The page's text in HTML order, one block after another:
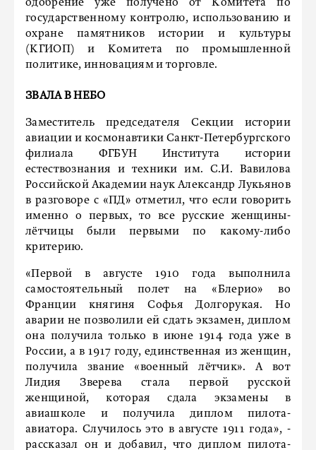
одобрение уже получено от Комитета по
государственному контролю, использованию и
охране памятников истории и культуры
(КГИОП) и Комитета по промышленной
политике, инновациям и торговле.
ЗВАЛА В НЕБО
Заместитель председателя Секции истории
авиации и космонавтики Санкт-Петербургского
филиала ФГБУН Института истории
естествознания и техники им. С.И. Вавилова
Российской Академии наук Александр Лукьянов
в разговоре с «ПД» отметил, что если говорить
именно о первых, то все русские женщины-
лётчицы были первыми по какому-либо
критерию.
«Первой в августе 1910 года выполнила
самостоятельный полет на «Блерио» во
Франции княгиня Софья Долгорукая. Но
аварии не позволили ей сдать экзамен, диплом
она получила только в июне 1914 года уже в
России, а в 1917 году, единственная из женщин,
получила звание «военный лётчик». А вот
Лидия Зверева стала первой русской
женщиной, которая сдала экзамены в
авиашколе и получила диплом пилота-
авиатора. Случилось это в августе 1911 года», -
рассказал он и добавил, что диплом пилота-